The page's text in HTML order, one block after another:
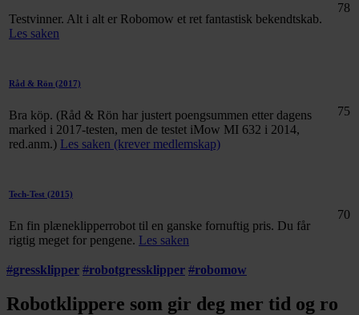
Testvinner. Alt i alt er Robomow et ret fantastisk bekendtskab.
Les saken
78
Råd & Rön (2017)
Bra köp. (Råd & Rön har justert poengsummen etter dagens
marked i 2017-testen, men de testet iMow MI 632 i 2014,
red.anm.) Les saken (krever medlemskap)
75
Tech-Test (2015)
En fin plæneklipperrobot til en ganske fornuftig pris. Du får
rigtig meget for pengene. Les saken
70
#gressklipper #robotgressklipper #robomow
Robotklippere som gir deg mer tid og ro